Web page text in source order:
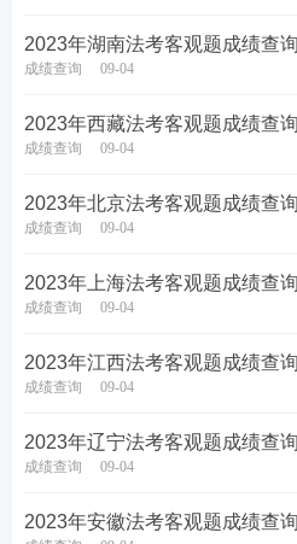
2023年湖南法考客观题成绩查
成绩查询 09-04
2023年西藏法考客观题成绩查
成绩查询 09-04
2023年北京法考客观题成绩查
成绩查询 09-04
2023年上海法考客观题成绩查
成绩查询 09-04
2023年江西法考客观题成绩查
成绩查询 09-04
2023年辽宁法考客观题成绩查
成绩查询 09-04
2023年安徽法考客观题成绩查